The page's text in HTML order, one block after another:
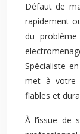
Défaut de
rapidement
du
Spécialiste
met à votre
fiables et
À l’issue de